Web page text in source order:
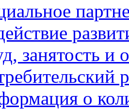
занятость и
о